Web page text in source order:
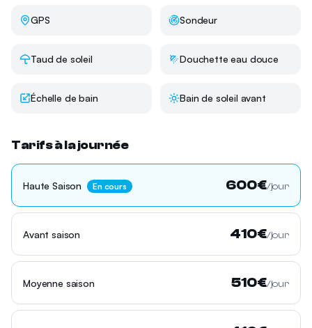
GPS Sondeur
Taud de soleil Douchette eau douce
Échelle de bain Bain de soleil avant
Tarifs à la journée
Haute Saison En cours 600€/jour
Avant saison 410€/jour
Moyenne saison 510€/jour